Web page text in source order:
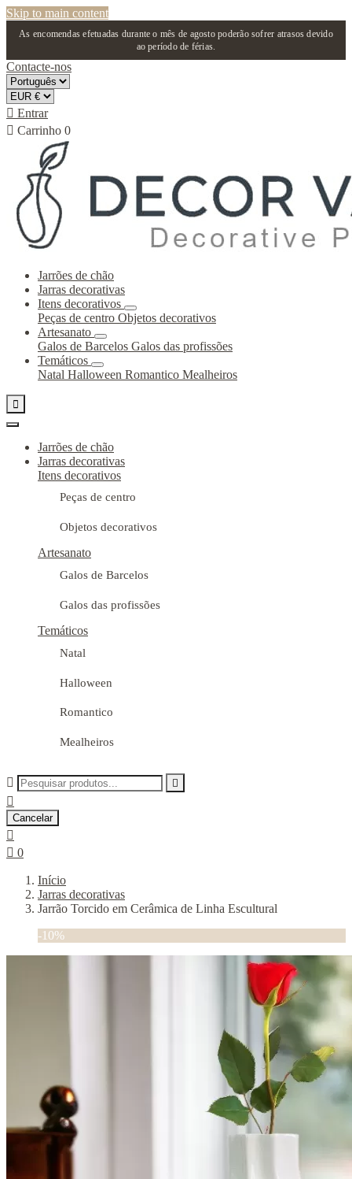
Skip to main content
As encomendas efetuadas durante o mês de agosto poderão sofrer atrasos devido
ao período de férias.
Contacte-nos
 Entrar
 Carrinho 0
Jarrões de chão
Jarras decorativas
Itens decorativos
Peças de centro Objetos decorativos
Artesanato
Galos de Barcelos Galos das profissões
Temáticos
Natal Halloween Romantico Mealheiros

Jarrões de chão
Jarras decorativas
Itens decorativos
Peças de centro
Objetos decorativos
Artesanato
Galos de Barcelos
Galos das profissões
Temáticos
Natal
Halloween
Romantico
Mealheiros
 

Cancelar

 0
Início
Jarras decorativas
Jarrão Torcido em Cerâmica de Linha Escultural
-10%